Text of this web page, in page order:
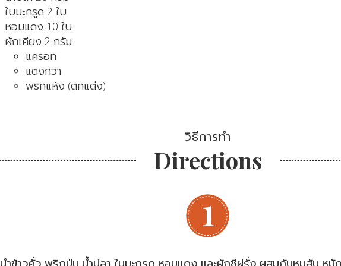
ใบมะกรูด 2 ใบ
หอมแดง 10 ใบ
ผักเคียง 2 กรัม
แครอท
แตงกวา
พริกแห้ง (ตกแต่ง)
วิธีการทำ
Directions
นำข้าวคั่ว พริกป่น น้ำปลา ใบมะกรูด หอมแดง และผักชีฝรั่ง ผสมกับหมูสับ ห